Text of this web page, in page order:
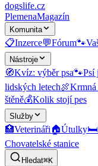
dogslife.cz
PlemenaMagazín
Komunita
📋Inzerce💬Fórum🐾
Nástroje
🧭Kvíz: výběr psa🐾Psí
lidských letech🍖Krmná
štěně💰Kolik stojí pes
Služby
🏥Veterináři🏠Útulky🛏️
Chovatelské stanice
Hledat⌘K